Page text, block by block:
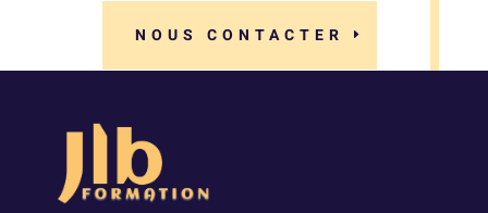
NOUS CONTACTER